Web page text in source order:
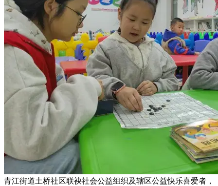
青江街道土桥社区联袂社会公益组织及辖区公益快乐喜爱者，